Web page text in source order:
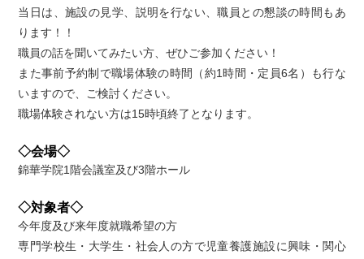
当日は、施設の見学、説明を行ない、職員との懇談の時間もあ
ります！！
職員の話を聞いてみたい方、ぜひご参加ください！
また事前予約制で職場体験の時間（約1時間・定員6名）も行な
いますので、ご検討ください。
職場体験されない方は15時頃終了となります。
◇会場◇
錦華学院1階会議室及び3階ホール
◇対象者◇
今年度及び来年度就職希望の方
専門学校生・大学生・社会人の方で児童養護施設に興味・関心